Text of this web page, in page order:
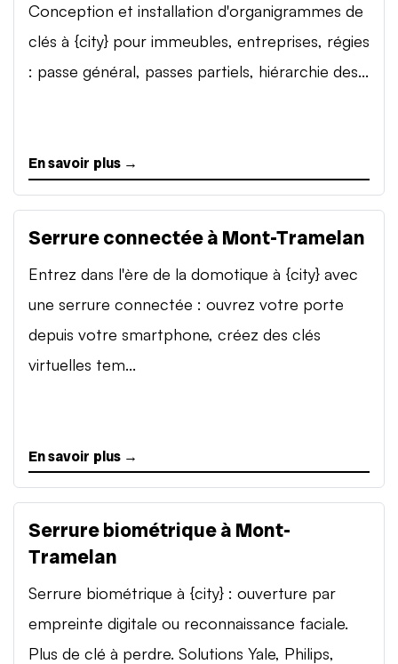
Conception et installation d'organigrammes de
clés à {city} pour immeubles, entreprises, régies
: passe général, passes partiels, hiérarchie des...
En savoir plus →
Serrure connectée à Mont-Tramelan
Entrez dans l'ère de la domotique à {city} avec
une serrure connectée : ouvrez votre porte
depuis votre smartphone, créez des clés
virtuelles tem...
En savoir plus →
Serrure biométrique à Mont-
Tramelan
Serrure biométrique à {city} : ouverture par
empreinte digitale ou reconnaissance faciale.
Plus de clé à perdre. Solutions Yale, Philips,